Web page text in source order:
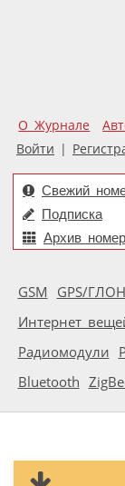
О Журнале
Войти |
Свежий
Подписка
Архив
GSM GPS/
Интернет
Радиомодули
Bluetooth